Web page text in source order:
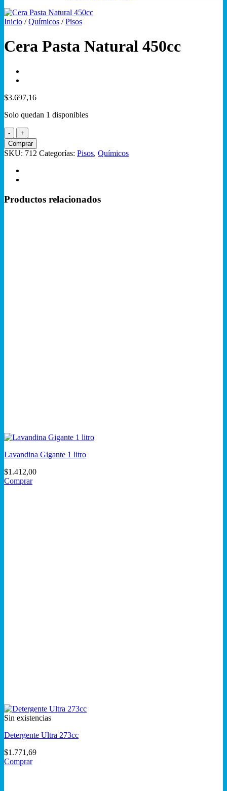
Inicio / Químicos / Pisos
Cera Pasta Natural 450cc
$3.697,16
Solo quedan 1 disponibles
Cera
Pasta
Natural
450cc
cantidad
Comprar
SKU: 712 Categorías: Pisos, Químicos
Productos relacionados
Lavandina Gigante 1 litro
$1.412,00
Comprar
Sin existencias
Detergente Ultra 273cc
$1.771,69
Comprar